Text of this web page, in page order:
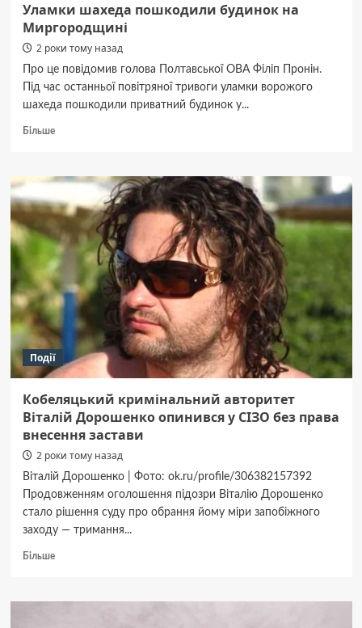
людяності
Уламки шахеда пошкодили будинок на
Миргородщині
2 роки тому назад
Про це повідомив голова Полтавської ОВА Філіп Пронін.
Під час останньої повітряної тривоги уламки ворожого
шахеда пошкодили приватний будинок у...
БільшеДокладніше
шахеда
пошкодили
будинок
на
Миргородщині
Події
Кобеляцький кримінальний авторитет
Віталій Дорошенко опинився у СІЗО без права
внесення застави
2 роки тому назад
Віталій Дорошенко | Фото: ok.ru/profile/306382157392
Продовженням оголошення підозри Віталію Дорошенко
стало рішення суду про обрання йому міри запобіжного
заходу — тримання...
БільшеДокладніше
кримінальний